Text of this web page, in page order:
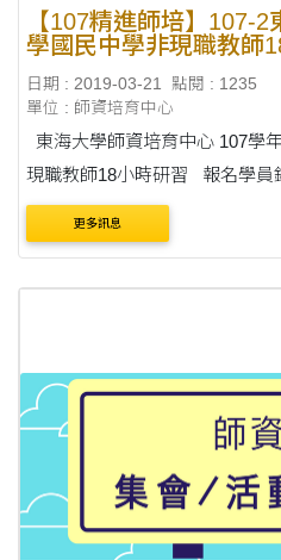
【107精進師培】107-
學國民中學非現職教師
日期 : 2019-03-21
點閱 : 1235
單位 : 師資培育中心
現職教師18小時研習 報名學員錄取名單(108.03.21最新修正
版) 錄取名單及課程表，請詳見如附件。 研習日期：108年
3月30、31....
更多訊息